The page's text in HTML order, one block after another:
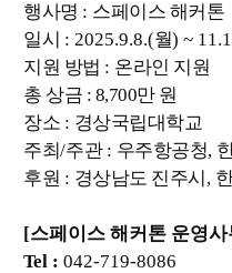
행사명 : 스페이스 해커톤
일시 : 2025.9.8.(월) ~
지원 방법 : 온라인 지원
총 상금 : 8,700만 원
장소 : 경상국립대학교
주최/주관 : 우주항공청,
후원 : 경상남도 진주시 ,
[스페이스 해커톤 운영
Tel : 042-719-8086